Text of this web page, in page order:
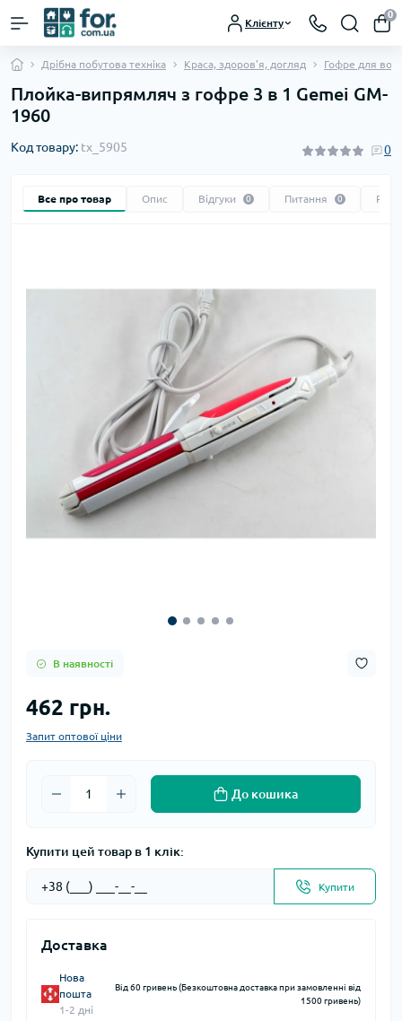
Клієнту
0
Дрібна побутова техніка Краса, здоров'я, догляд Гофре для
Плойка-випрямляч з гофре 3 в 1 Gemei GM-
1960
Код товару: tx_5905 0
Все про товар Опис Відгуки 0 Питання 0
В наявності
462 грн.
Запит оптової ціни
До кошика
Купити цей товар в 1 клік:
Купити
Доставка
Нова
пошта
1-2 дні
Від 60 гривень (Безкоштовна доставка при замовленні від
1500 гривень)